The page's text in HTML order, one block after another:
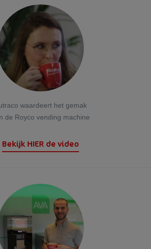
waardeert het gemak
de Royco vending machine
Bekijk HIER de video